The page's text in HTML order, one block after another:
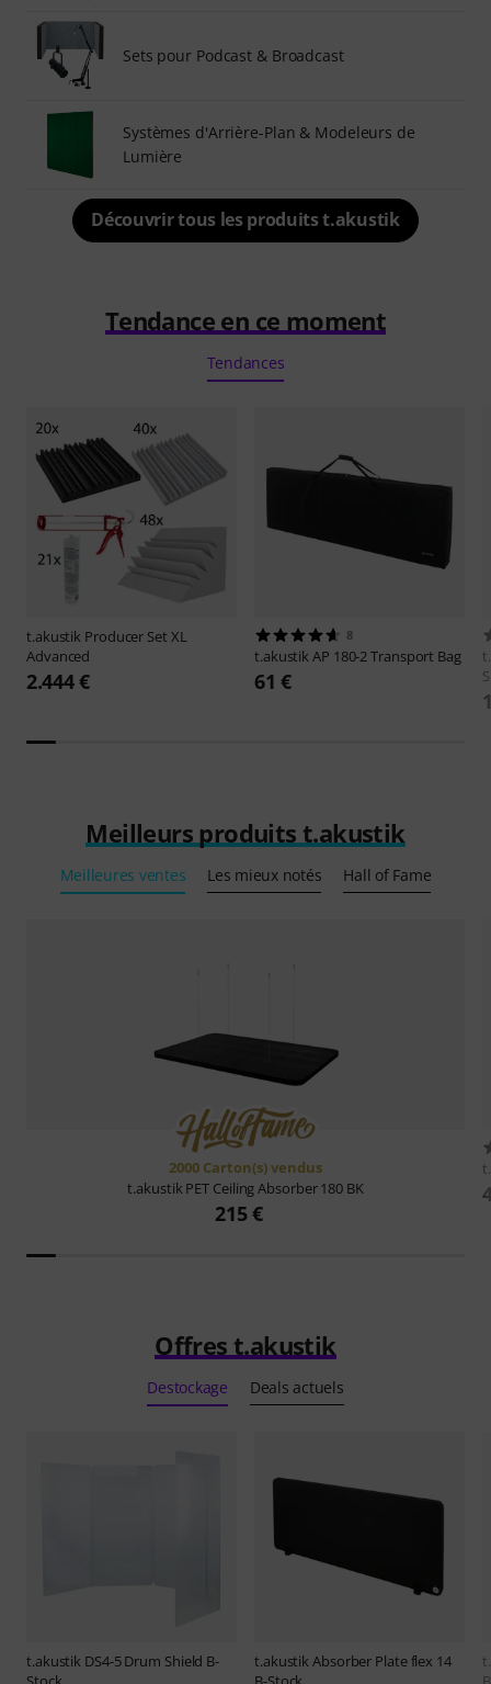
Sets pour Podcast & Broadcast
Systèmes d'Arrière-Plan & Modeleurs de
Lumière
Découvrir tous les produits t.akustik
Tendance en ce moment
Tendances
t.akustik Producer Set XL
Advanced
2.444 €
8
t.akustikAP 180-2 Transport Bag
61 €
Meilleurs produits t.akustik
Meilleures ventes Les mieux notés Hall of Fame
2000 Carton(s) vendus
t.akustikPET Ceiling Absorber 180 BK
215 €
Offres t.akustik
Destockage Deals actuels
t.akustik DS4-5 Drum Shield B-
t.akustikAbsorber Plate flex 14